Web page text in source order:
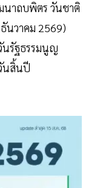
นาถบพิตร วันชาติ
นวาคม 2569)
รัฐธรรมนูญ
นสิ้นปี